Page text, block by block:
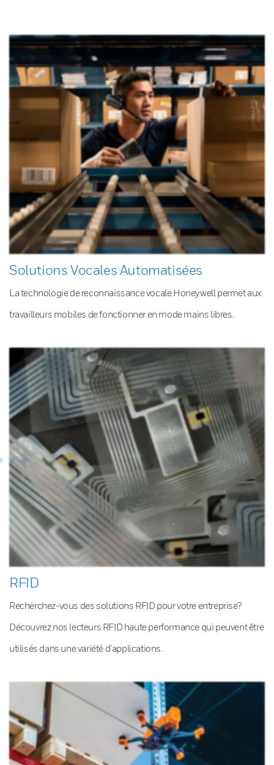
Solutions Vocales Automatisées
La technologie de reconnaissance vocale Honeywell permet aux
travailleurs mobiles de fonctionner en mode mains libres.
RFID
Recherchez-vous des solutions RFID pour votre entreprise?
Découvrez nos lecteurs RFID haute performance qui peuvent être
utilisés dans une variété d’applications.